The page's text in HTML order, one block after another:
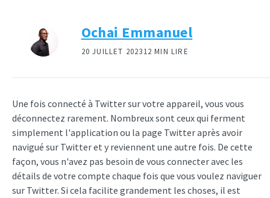
Ochai Emmanuel
20 JUILLET 202312 MIN LIRE
Une fois connecté à Twitter sur votre appareil, vous vous
déconnectez rarement. Nombreux sont ceux qui ferment
simplement l'application ou la page Twitter après avoir
navigué sur Twitter et y reviennent une autre fois. De cette
façon, vous n'avez pas besoin de vous connecter avec les
détails de votre compte chaque fois que vous voulez naviguer
sur Twitter. Si cela facilite grandement les choses, il est